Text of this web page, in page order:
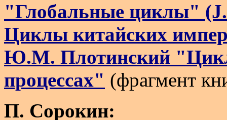
"Глобальные циклы"
Циклы китайских
Ю.М. Плотинский
процессах" (фрагмент
П. Сорокин: